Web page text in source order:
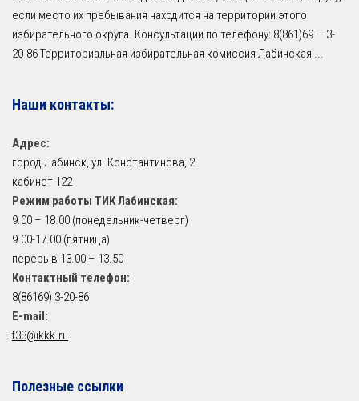
если место их пребывания находится на территории этого
избирательного округа. Консультации по телефону: 8(861)69 — 3-
20-86 Территориальная избирательная комиссия Лабинская ...
Наши контакты:
Адрес:
город Лабинск, ул. Константинова, 2
кабинет 122
Режим работы ТИК Лабинская:
9.00 – 18.00 (понедельник-четверг)
9.00-17.00 (пятница)
перерыв 13.00 – 13.50
Контактный телефон:
8(86169) 3-20-86
E-mail:
t33@ikkk.ru
Полезные ссылки